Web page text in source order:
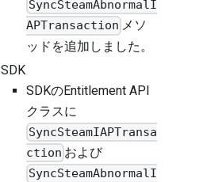
SyncSteamAbnormalI
APTransaction メソ
ッドを追加しました。
SDK
SDKのEntitlement API
クラスに
SyncSteamIAPTransa
ction および
SyncSteamAbnormalI